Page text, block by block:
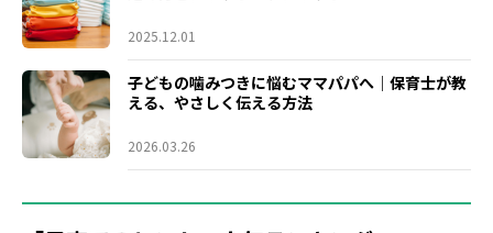
2025.12.01
子どもの噛みつきに悩むママパパへ｜保育士が教
える、やさしく伝える方法
2026.03.26